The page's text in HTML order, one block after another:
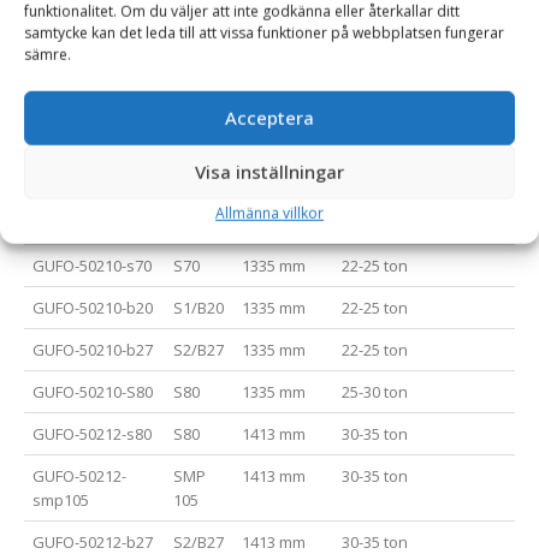
funktionalitet. Om du väljer att inte godkänna eller återkallar ditt
samtycke kan det leda till att vissa funktioner på webbplatsen fungerar
sämre.
Acceptera
Visa inställningar
Allmänna villkor
GUFO-50217-s60 S60 1201 mm 10-16 ton
GUFO-50215-s60
GUFO-50215-b20
S1/B20 1223 mm 12-18 ton
GUFO-50214-s60
S60 1269 mm 17-22 ton
S70 1269 mm
S1/B20 1269 mm
GUFO-50210-s70
S70 1335 mm 22-25 ton
GUFO-50210-b20
S1/B20 1335 mm 22-25 ton
GUFO-50210-b27
S2/B27 1335 mm 22-25 ton
GUFO-50210-S80
S80 1335 mm 25-30 ton
GUFO-50212-s80
S80 1413 mm 30-35 ton
GUFO-50212-
smp105
SMP
105
1413 mm 30-35 ton
GUFO-50212-b27 S2/B27 1413 mm 30-35 ton